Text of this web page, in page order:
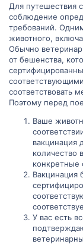
Для путешествия
соблюдение
требований.
животного,
Обычно
от бешенства,
соответствовать
Поэтому перед
Ваше
вакцинация
количество
конкретные
Вакцинация
У вас есть